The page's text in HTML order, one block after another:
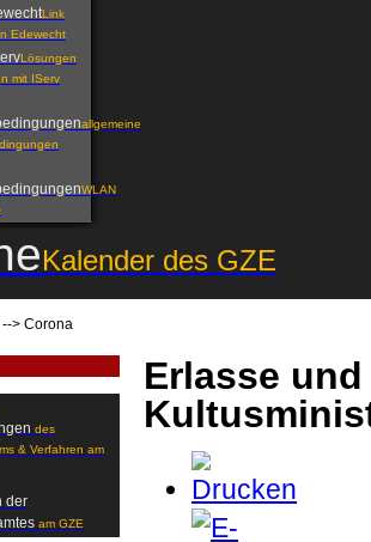
Link
Edewecht
Lösungen
mit IServ
allgemeine
WLAN
Kalender des GZE
--> Corona
Erlasse
des
& Verfahren am
der
am GZE